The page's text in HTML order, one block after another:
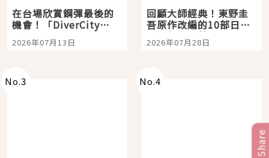
在台場欣賞鋼彈最後的
機會！「DiverCity
Tokyo Plaza」搭船、
購物、美食及夜景，一
2026年07月13日
回顧大師經典！東野圭
吾原作改編的10部日本
影視作品推薦
2026年07月28日
No.3 No.4
Share